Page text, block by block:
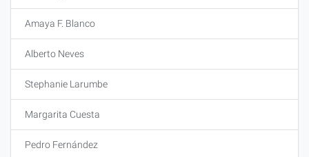
Amaya F. Blanco
Alberto Neves
Stephanie Larumbe
Margarita Cuesta
Pedro Fernández